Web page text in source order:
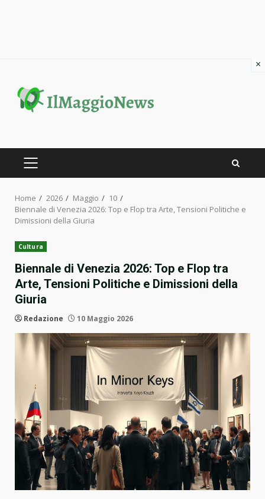
content
PRIMARY
Home 2026 Maggio
10
Biennale di Venezia 2026: Top e Flop tra Arte, Tensioni Politiche e
Dimissioni della Giuria
Cultura
Biennale di Venezia 2026: Top e Flop tra
Arte, Tensioni Politiche e Dimissioni della
Giuria
Redazione 10 Maggio 2026
×